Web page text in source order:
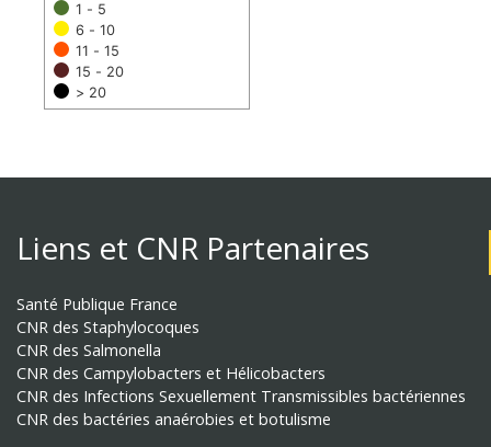
1 - 5
6 - 10
11 - 15
15 - 20
> 20
Liens et CNR Partenaires
Santé Publique France
CNR des Staphylocoques
CNR des Salmonella
CNR des Campylobacters et Hélicobacters
CNR des Infections Sexuellement Transmissibles bactériennes
CNR des bactéries anaérobies et botulisme